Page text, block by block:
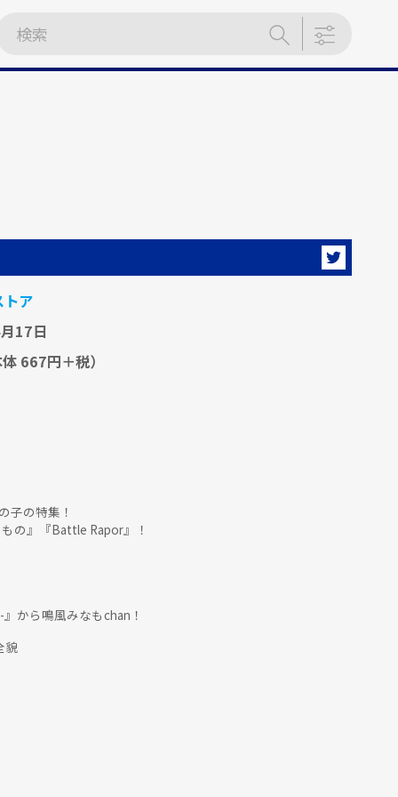
トア
17日
667円＋税）
の特集！
の』『Battle Rapor』！
から鳴風みなもchan！
貌